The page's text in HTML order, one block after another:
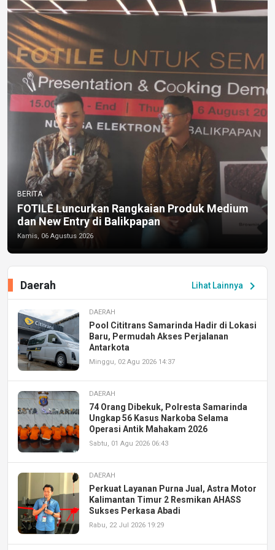
BERITA
FOTILE Luncurkan Rangkaian Produk Medium
dan New Entry di Balikpapan
Kamis, 06 Agustus 2026
Lihat Lainnya chevron_right
Daerah
DAERAH
Pool Cititrans Samarinda Hadir di Lokasi
Baru, Permudah Akses Perjalanan
Antarkota
Minggu, 02 Agu 2026 14:37
DAERAH
74 Orang Dibekuk, Polresta Samarinda
Ungkap 56 Kasus Narkoba Selama
Operasi Antik Mahakam 2026
Sabtu, 01 Agu 2026 06:43
DAERAH
Perkuat Layanan Purna Jual, Astra Motor
Kalimantan Timur 2 Resmikan AHASS
Sukses Perkasa Abadi
Rabu, 22 Jul 2026 19:29